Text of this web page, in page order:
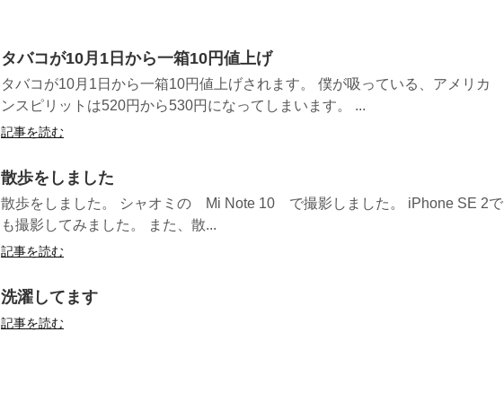
タバコが10月1日から一箱10円値上げ
タバコが10月1日から一箱10円値上げされます。 僕が吸っている、アメリカ
ンスピリットは520円から530円になってしまいます。 ...
記事を読む
散歩をしました
散歩をしました。 シャオミの Mi Note 10 で撮影しました。 iPhone SE 2で
も撮影してみました。 また、散...
記事を読む
洗濯してます
記事を読む